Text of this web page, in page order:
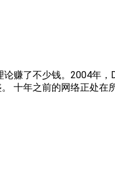
赚了不少钱。2004年，
十年之前的网络正处在